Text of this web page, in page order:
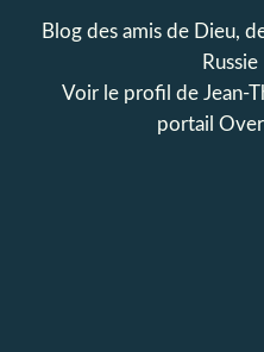
Blog des amis de Dieu,
Russie
Voir le profil de Jean-
portail